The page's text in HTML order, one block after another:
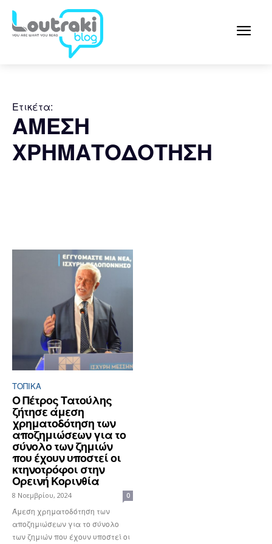
Ετικέτα:
ΑΜΕΣΗ
ΧΡΗΜΑΤΟΔΟΤΗΣΗ
ΤΟΠΙΚΑ
Ο Πέτρος Τατούλης
ζήτησε άμεση
χρηματοδότηση των
αποζημιώσεων για το
σύνολο των ζημιών
που έχουν υποστεί οι
κτηνοτρόφοι στην
Ορεινή Κορινθία
8 Νοεμβρίου, 2024 0
Άμεση χρηματοδότηση των
αποζημιώσεων για το σύνολο
των ζημιών που έχουν υποστεί οι